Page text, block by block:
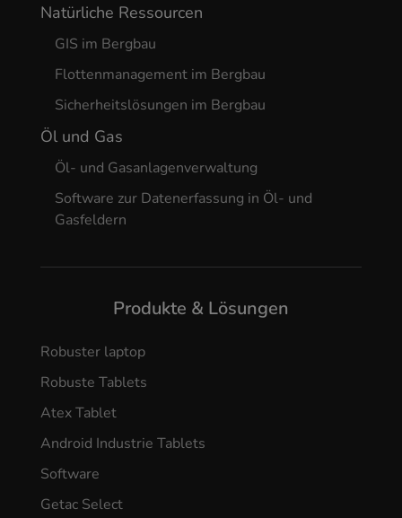
Natürliche Ressourcen
GIS im Bergbau
Flottenmanagement im Bergbau
Sicherheitslösungen im Bergbau
Öl und Gas
Öl- und Gasanlagenverwaltung
Software zur Datenerfassung in Öl- und
Gasfeldern
Produkte & Lösungen
Robuster laptop
Robuste Tablets
Atex Tablet
Android Industrie Tablets
Software
Getac Select